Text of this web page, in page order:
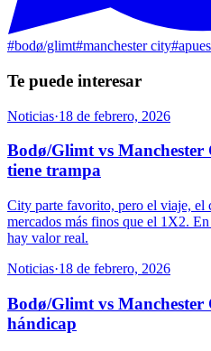
#bodø/glimt#manchester city#
Te puede interesar
Noticias·18 de febrero, 2026
Bodø/Glimt vs
tiene trampa
City parte favorito, pero el viaje, el
mercados más finos que el 1X2.
hay valor real.
Noticias·18 de febrero, 2026
Bodø/Glimt vs Manchester
hándicap